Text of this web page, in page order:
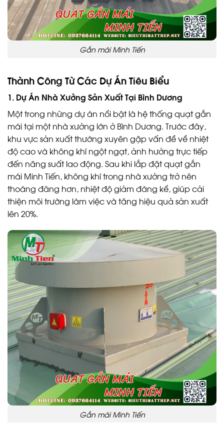
Gắn mái Minh Tiến
Thành Công Từ Các Dự Án Tiêu Biểu
1. Dự Án Nhà Xưởng Sản Xuất Tại Bình Dương
Một trong những dự án nổi bật là hệ thống quạt gắn
mái tại một nhà xưởng lớn ở Bình Dương. Trước đây,
khu vực sản xuất thường xuyên gặp vấn đề về nhiệt
độ cao và không khí ngột ngạt, ảnh hưởng trực tiếp
đến năng suất lao động. Sau khi lắp đặt quạt gắn
mái Minh Tiến, không khí trong nhà xưởng trở nên
thoáng đãng hơn, nhiệt độ giảm đáng kể, giúp cải
thiện môi trường làm việc và tăng hiệu quả sản xuất
lên 20%.
Gắn mái Minh Tiến